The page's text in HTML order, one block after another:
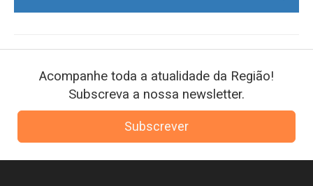
Acompanhe toda a atualidade da Região!
Subscreva a nossa newsletter.
Subscrever